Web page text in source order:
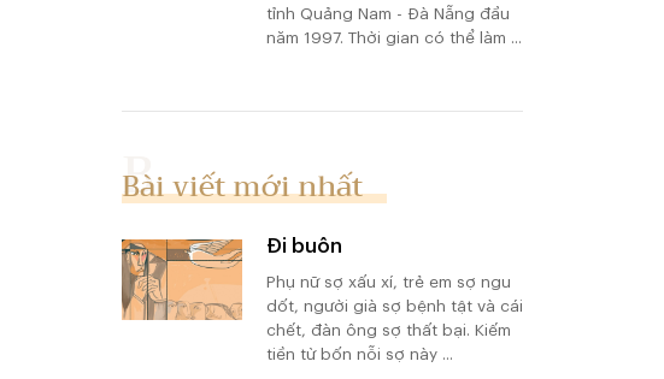
tỉnh Quảng Nam - Đà Nẵng đầu
năm 1997. Thời gian có thể làm ...
Bài viết mới nhất
Đi buôn
Phụ nữ sợ xấu xí, trẻ em sợ ngu
dốt, người già sợ bệnh tật và cái
chết, đàn ông sợ thất bại. Kiếm
tiền từ bốn nỗi sợ này ...